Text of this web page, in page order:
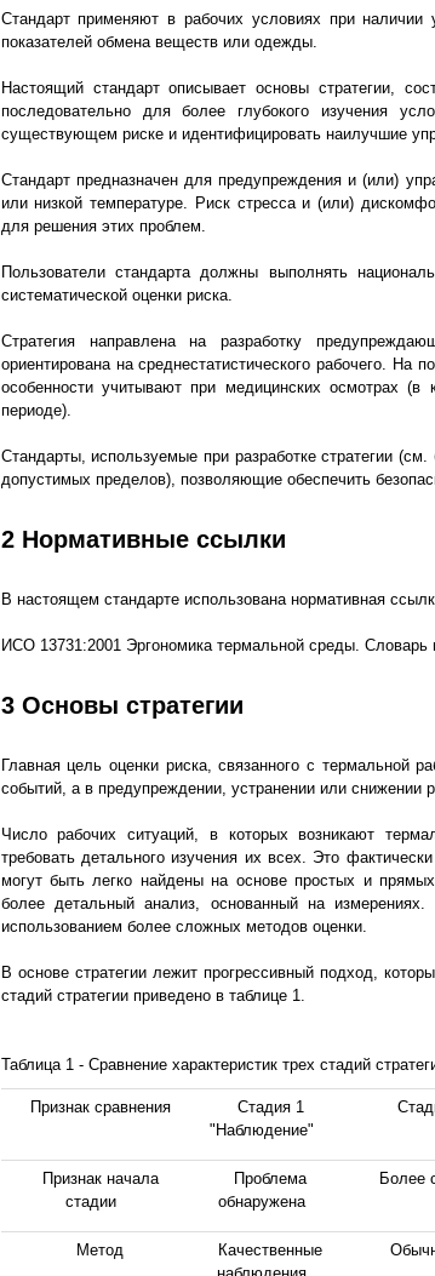
Стандарт применяют в рабочих условиях при
показателей обмена веществ или одежды.
Настоящий стандарт описывает основы стратегии,
последовательно для более глубокого изучения
существующем риске и идентифицировать наилучшие
Стандарт предназначен для предупреждения и (или)
или низкой температуре. Риск стресса и (или)
для решения этих проблем.
Пользователи стандарта должны выполнять
систематической оценки риска.
Стратегия направлена на разработку
ориентирована на среднестатистического рабочего. На
особенности учитывают при медицинских осмотрах
периоде).
Стандарты, используемые при разработке стратегии
допустимых пределов), позволяющие обеспечить
2 Нормативные ссылки
В настоящем стандарте использована нормативная
ИСО 13731:2001 Эргономика термальной среды. Словарь
3 Основы стратегии
Главная цель оценки риска, связанного с термальной
событий, а в предупреждении, устранении или снижении
Число рабочих ситуаций, в которых возникают
требовать детального изучения их всех. Это
могут быть легко найдены на основе простых и
более детальный анализ, основанный на
использованием более сложных методов оценки.
В основе стратегии лежит прогрессивный подход,
стадий стратегии приведено в таблице 1.
Таблица 1 - Сравнение характеристик трех стадий
Признак сравнения
Стадия 1
"Наблюдение"
Признак начала
стадии
Проблема
обнаружена
Более
Метод
Качественные